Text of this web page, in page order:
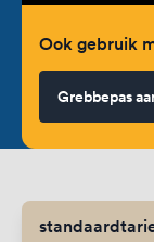
Ook gebruik
Grebbepas